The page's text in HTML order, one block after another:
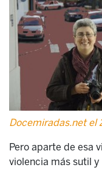
Docemiradas.net el
Pero aparte de esa
violencia más sutil